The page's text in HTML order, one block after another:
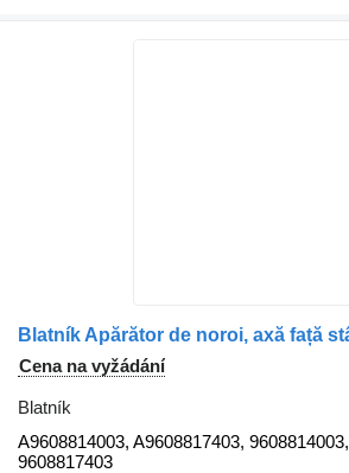
Cena na vyžádání
Blatník
A9608814003, A9608817403, 9608814003,
9608817403